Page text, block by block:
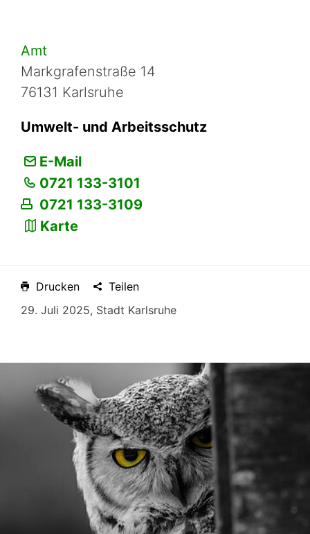
Amt
Markgrafenstraße 14
76131 Karlsruhe
Umwelt- und Arbeitsschutz
E-Mail
0721 133-3101
0721 133-3109
Karte
Drucken
Teilen
29. Juli 2025, Stadt Karlsruhe